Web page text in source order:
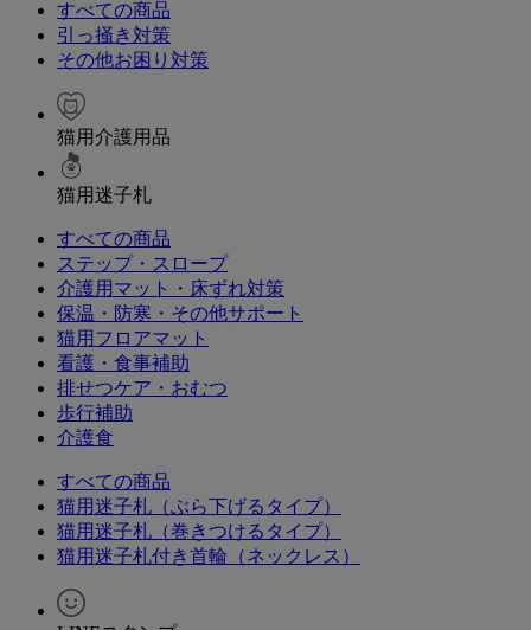
すべての商品
引っ掻き対策
その他お困り対策
猫用介護用品
猫用迷子札
すべての商品
ステップ・スロープ
介護用マット・床ずれ対策
保温・防寒・その他サポート
猫用フロアマット
看護・食事補助
排せつケア・おむつ
歩行補助
介護食
すべての商品
猫用迷子札（ぶら下げるタイプ）
猫用迷子札（巻きつけるタイプ）
猫用迷子札付き首輪（ネックレス）